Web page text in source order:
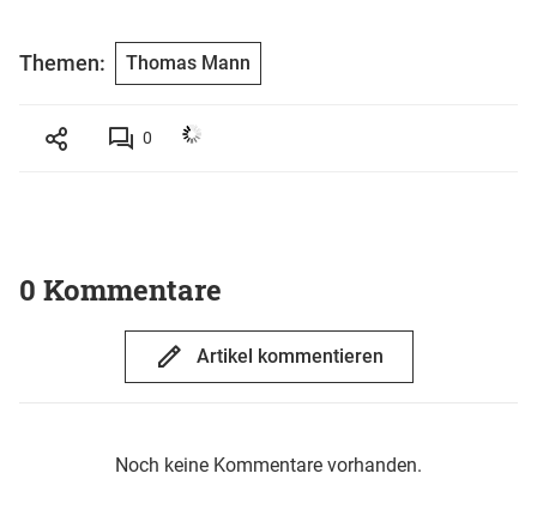
Themen: Thomas Mann
0
0 Kommentare
Artikel kommentieren
Noch keine Kommentare vorhanden.